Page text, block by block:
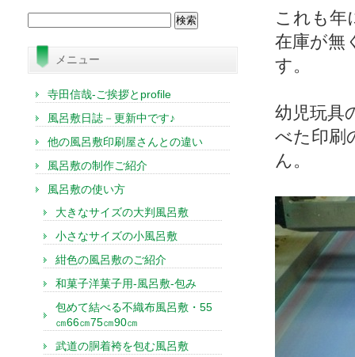
これも年
在庫が無
す。
幼児玩具
べた印刷
ん。
メニュー
寺田信哉-ご挨拶とprofile
風呂敷日誌－更新中です♪
他の風呂敷印刷屋さんとの違い
風呂敷の制作ご紹介
風呂敷の使い方
大きなサイズの大判風呂敷
小さなサイズの小風呂敷
紺色の風呂敷のご紹介
和菓子洋菓子用-風呂敷-包み
包めて結べる不織布風呂敷・55
㎝66㎝75㎝90㎝
武道の胴着袴を包む風呂敷